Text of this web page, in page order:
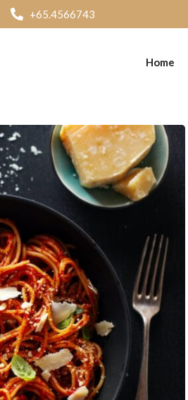
+65.4566743
Home